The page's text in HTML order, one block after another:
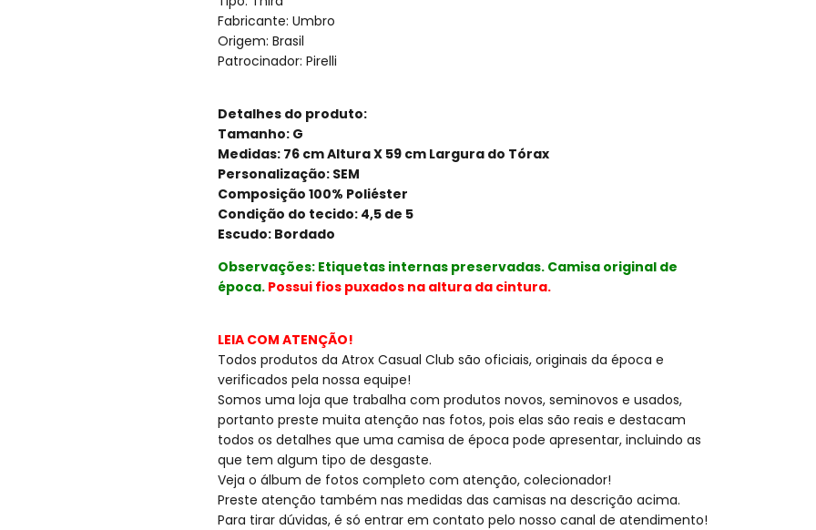
Fabricante: Umbro
Origem: Brasil
Patrocinador: Pirelli
Detalhes do produto:
Tamanho: G
Medidas: 76 cm Altura X 59 cm Largura do Tórax
Personalização: SEM
Composição 100% Poliéster
Condição do tecido: 4,5 de 5
Escudo: Bordado
Observações: Etiquetas internas preservadas. Camisa original de
época. Possui fios puxados na altura da cintura.
LEIA COM ATENÇÃO!
Todos produtos da Atrox Casual Club são oficiais, originais da época e
verificados pela nossa equipe!
Somos uma loja que trabalha com produtos novos, seminovos e usados,
portanto preste muita atenção nas fotos, pois elas são reais e destacam
todos os detalhes que uma camisa de época pode apresentar, incluindo as
que tem algum tipo de desgaste.
Veja o álbum de fotos completo com atenção, colecionador!
Preste atenção também nas medidas das camisas na descrição acima.
Para tirar dúvidas, é só entrar em contato pelo nosso canal de atendimento!